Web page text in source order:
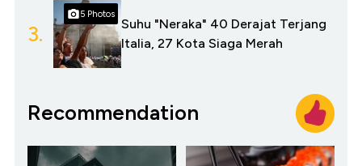
3.
5 Photos
Suhu "Neraka" 40 Derajat Terjang
Italia, 27 Kota Siaga Merah
Recommendation